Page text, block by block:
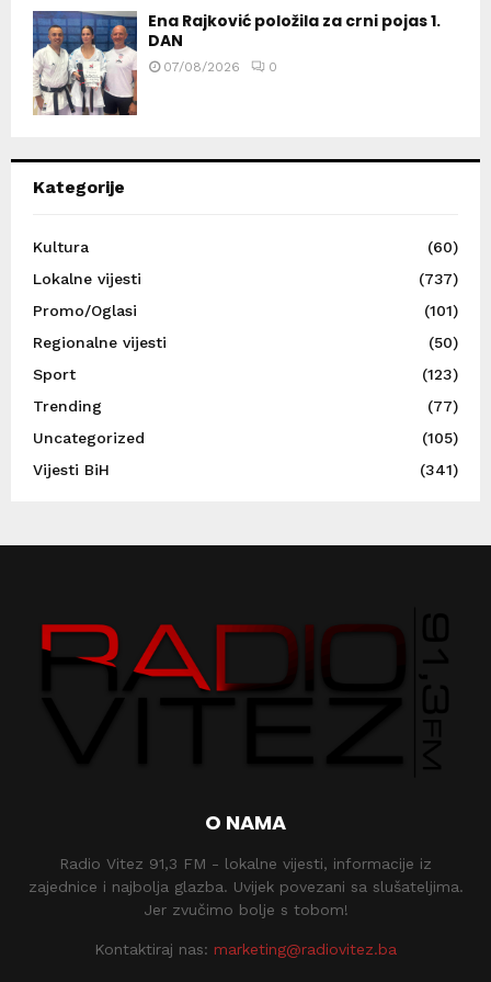
Ena Rajković položila za crni pojas 1.
DAN
07/08/2026 0
Kategorije
Kultura
(60)
Lokalne vijesti
(737)
Promo/Oglasi
(101)
Regionalne vijesti
(50)
Sport
(123)
Trending
(77)
Uncategorized
(105)
Vijesti BiH
(341)
O NAMA
Radio Vitez 91,3 FM - lokalne vijesti, informacije iz
zajednice i najbolja glazba. Uvijek povezani sa slušateljima.
Jer zvučimo bolje s tobom!
Kontaktiraj nas: marketing@radiovitez.ba